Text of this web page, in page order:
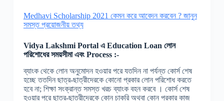
Medhavi Scholarship 2021 কেমন করে আবেদন করবেন ? জানুন
সমস্ত প্রয়োজনীয় তথ্য
Vidya Lakshmi Portal এ Education Loan লোন
পরিশোধের সময়সীমা এবংProcess :-
ব্যাংক থেকে লোন অনুমোদন হওয়ার পরে যতদিন না পর্যন্ত কোর্স শেষ
হচ্ছে ততদিন ছাত্র-ছাত্রীদেরকে কোনো প্রকার লোন পরিশোধ করতে
হবে না; শিক্ষা সংক্রান্ত সমস্ত খরচ ব্যাংক বহন করবে । কোর্স শেষ
হওয়ার পরে ছাত্র-ছাত্রীদেরকে কোন চাকরি অথবা কোন প্রকার কাজ